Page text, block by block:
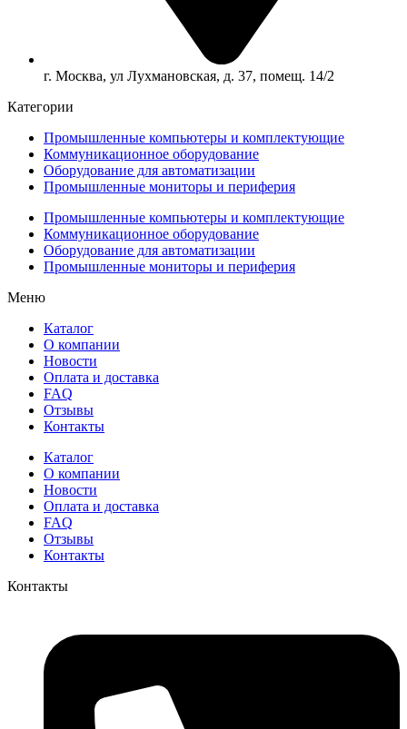
г. Москва, ул Лухмановская, д. 37, помещ. 14/2
Категории
Промышленные компьютеры и комплектующие
Коммуникационное оборудование
Оборудование для автоматизации
Промышленные мониторы и периферия
Промышленные компьютеры и комплектующие
Коммуникационное оборудование
Оборудование для автоматизации
Промышленные мониторы и периферия
Меню
Каталог
О компании
Новости
Оплата и доставка
FAQ
Отзывы
Контакты
Каталог
О компании
Новости
Оплата и доставка
FAQ
Отзывы
Контакты
Контакты